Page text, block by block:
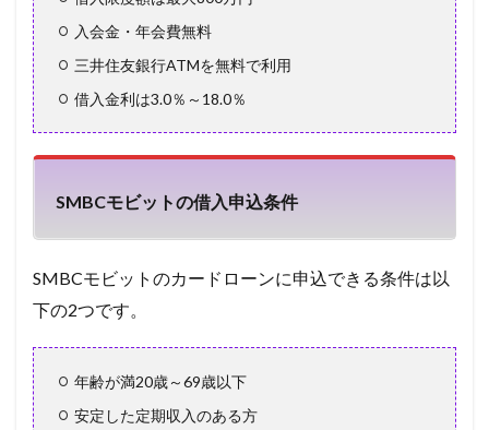
グル
ープ
の会
社
5
SMBC
ット
の借
6
お金
入す
法
7
入会金・年会費無料
三井住友銀行ATMを無料で利用
借入金利は3.0％～18.0％
SMBCモビットの借入申込条件
SMBCモビットのカードローンに申込できる条件は以
下の2つです。
年齢が満20歳～69歳以下
安定した定期収入のある方